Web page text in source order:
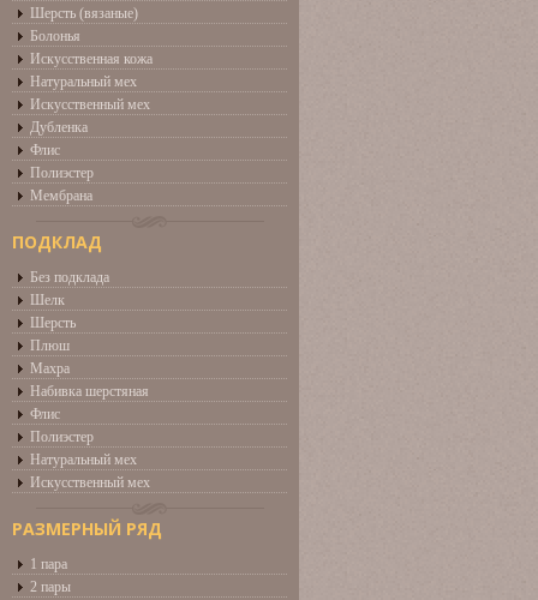
Шерсть (вязаные)
Болонья
Искусственная кожа
Натуральный мех
Искусственный мех
Дубленка
Флис
Полиэстер
Мембрана
ПОДКЛАД
Без подклада
Шелк
Шерсть
Плюш
Махра
Набивка шерстяная
Флис
Полиэстер
Натуральный мех
Искусственный мех
РАЗМЕРНЫЙ РЯД
1 пара
2 пары